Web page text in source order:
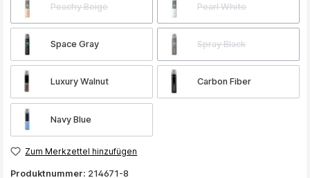
Peachy Beige Pearl White
Space Gray Spray Black
Luxury Walnut Carbon Fiber
Navy Blue
Zum Merkzettel hinzufügen
Produktnummer: 214671-8